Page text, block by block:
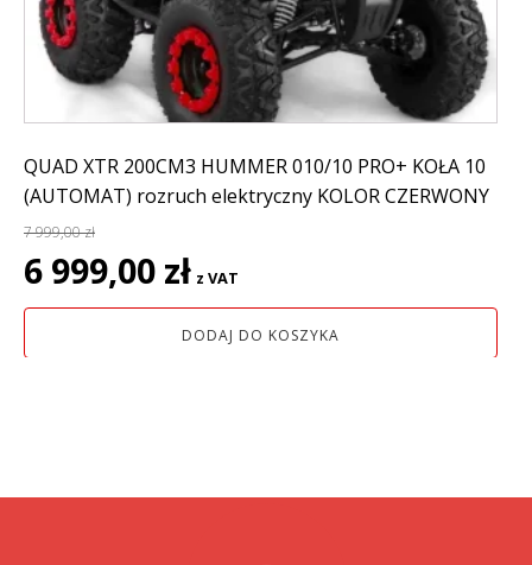
QUAD XTR 200CM3 HUMMER 010/10 PRO+ KOŁA 10
(AUTOMAT) rozruch elektryczny KOLOR CZERWONY
7 999,00zł
Pierwotna
cena
wynosiła:
6 999,00 zł cena
wynosi:
6
z VAT
DODAJ DO KOSZYKA